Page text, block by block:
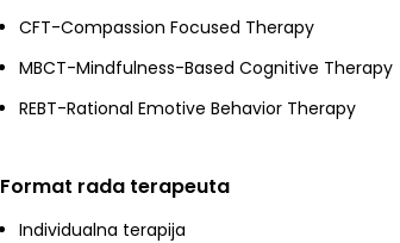
CFT-Compassion Focused Therapy
MBCT-Mindfulness-Based Cognitive Therapy
REBT-Rational Emotive Behavior Therapy
Format rada terapeuta
Individualna terapija